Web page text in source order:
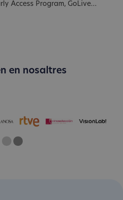
Access Program, GoLive...
en nosaltres
OneTwo
Current Slide